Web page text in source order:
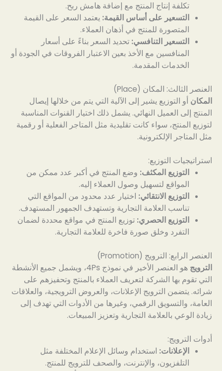
تكلفة إنتاج المنتج مع إضافة هامش ربح.
التسعير على أساس القيمة: يعتمد السعر على القيمة
المتصورة للمنتج في أذهان العملاء.
التسعير التنافسي: تحديد السعر بناءً على أسعار
المنافسين مع الأخذ بعين الاعتبار الفروقات في الجودة أو
الخدمات المقدمة.
العنصر الثالث: المكان (Place)
المكان أو التوزيع يشير إلى الآلية التي يتم من خلالها إيصال
المنتج إلى العميل النهائي. يشمل ذلك اختيار القنوات المناسبة
لتوزيع المنتج، سواء كانت تقليدية مثل المتاجر الفعلية أو رقمية
مثل المتاجر الإلكترونية.
استراتيجيات التوزيع:
التوزيع المكثف: وضع المنتج في أكبر عدد ممكن من
المواقع لتسهيل وصول العملاء إليه.
التوزيع الانتقائي: اختيار عدد محدود من المواقع التي
تناسب العلامة التجارية وتستهدف الجمهور المستهدف.
التوزيع الحصري: توزيع المنتج في مواقع محددة لضمان
التفرد وخلق صورة فاخرة للعلامة التجارية.
العنصر الرابع: الترويج (Promotion)
الترويج
هو العنصر الأخير في نموذج 4Ps، ويشمل جميع الأنشطة
التي تقوم بها الشركة لتعريف العملاء بالمنتج وتحفيزهم على
شرائه. يتضمن الترويج الإعلانات، والعروض الترويجية، والعلاقات
العامة، والتسويق الرقمي، وغيرها من الأدوات التي تهدف إلى
زيادة الوعي بالعلامة التجارية وتعزيز المبيعات.
أدوات الترويج:
الإعلانات: استخدام وسائل الإعلام المختلفة مثل
التلفزيون، والإنترنت، والصحف للترويج للمنتج.